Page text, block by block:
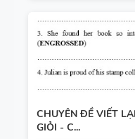
CHUYÊN ĐỀ VIẾT
GIỎI - C...